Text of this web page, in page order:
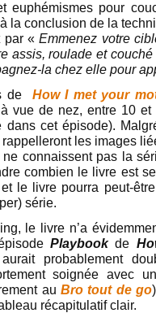
euphémismes pour
la conclusion de la
par «Emmenez votre
assis, roulade et couché
la chez elle pour
de
How I met your
vue de nez, entre 10
dans cet épisode).
rappelleront les images
connaissent pas la
combien le livre est
et le livre pourra peut-
série.
le livre n’a
Playbookde
probablement
soignée avec
au Bro tout de go
récapitulatif clair.